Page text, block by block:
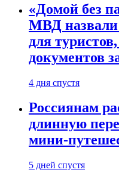
«Домой без
МВД назвали
для
документов
4 дня спустя
Россиянам
длинную
мини-
5 дней спустя